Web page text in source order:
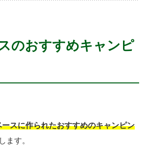
のおすすめキャンピ
ースに作られたおすすめのキャンピン
します。